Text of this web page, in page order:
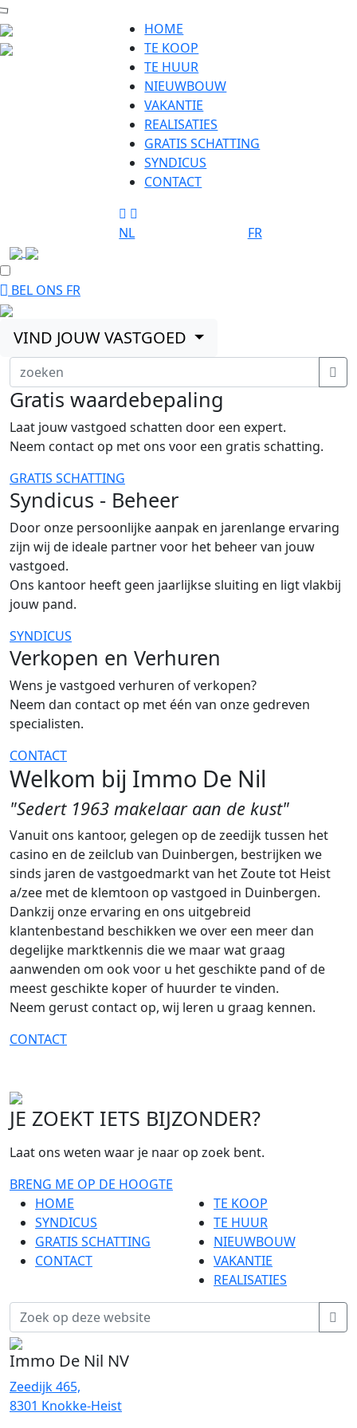
HOME
TE KOOP
TE HUUR
NIEUWBOUW
VAKANTIE
REALISATIES
GRATIS SCHATTING
SYNDICUS
CONTACT
NL FR
BEL ONS FR
VIND JOUW VASTGOED
Gratis waardebepaling
Laat jouw vastgoed schatten door een expert.
Neem contact op met ons voor een gratis schatting.
GRATIS SCHATTING
Syndicus - Beheer
Door onze persoonlijke aanpak en jarenlange ervaring
zijn wij de ideale partner voor het beheer van jouw
vastgoed.
Ons kantoor heeft geen jaarlijkse sluiting en ligt vlakbij
jouw pand.
SYNDICUS
Verkopen en Verhuren
Wens je vastgoed verhuren of verkopen?
Neem dan contact op met één van onze gedreven
specialisten.
CONTACT
Welkom bij Immo De Nil
"Sedert 1963 makelaar aan de kust"
Vanuit ons kantoor, gelegen op de zeedijk tussen het
casino en de zeilclub van Duinbergen, bestrijken we
sinds jaren de vastgoedmarkt van het Zoute tot Heist
a/zee met de klemtoon op vastgoed in Duinbergen.
Dankzij onze ervaring en ons uitgebreid
klantenbestand beschikken we over een meer dan
degelijke marktkennis die we maar wat graag
aanwenden om ook voor u het geschikte pand of de
meest geschikte koper of huurder te vinden.
Neem gerust contact op, wij leren u graag kennen.
CONTACT
JE ZOEKT IETS BIJZONDER?
Laat ons weten waar je naar op zoek bent.
BRENG ME OP DE HOOGTE
Immo De Nil NV
Zeedijk 465,
8301 Knokke-Heist
HOME
SYNDICUS
GRATIS SCHATTING
CONTACT
TE KOOP
TE HUUR
NIEUWBOUW
VAKANTIE
REALISATIES